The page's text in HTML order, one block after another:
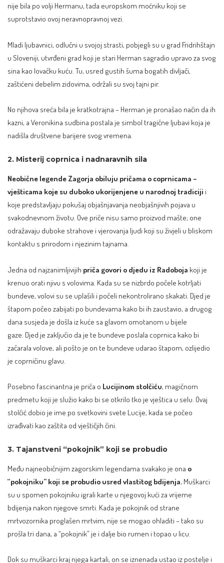
nije bila po volji Hermanu, tada europskom moćniku koji se
suprotstavio ovoj neravnopravnoj vezi.
Mladi ljubavnici, odlučni u svojoj strasti, pobjegli su u grad Fridrihštajn
u Sloveniji, utvrđeni grad koji je stari Herman sagradio upravo za svog
sina kao lovačku kuću. Tu, usred gustih šuma bogatih divljači,
zaštićeni debelim zidovima, održali su svoj tajni pir.
No njihova sreća bila je kratkotrajna – Herman je pronašao način da ih
kazni, a Veronikina sudbina postala je simbol tragične ljubavi koja je
nadišla društvene barijere svog vremena.
2. Misterij coprnica i nadnaravnih sila
Neobične legende Zagorja obiluju pričama o coprnicama –
vješticama koje su duboko ukorijenjene u narodnoj tradiciji i
koje predstavljaju pokušaj objašnjavanja neobjašnjivih pojava u
svakodnevnom životu. Ove priče nisu samo proizvod mašte; one
odražavaju duboke strahove i vjerovanja ljudi koji su živjeli u bliskom
kontaktu s prirodom i njezinim tajnama.
Jedna od najzanimljivijih priča govori o djedu iz Radoboja koji je
krenuo orati njivu s volovima. Kada su se nizbrdo počele kotrljati
bundeve, volovi su se uplašili i počeli nekontrolirano skakati. Djed je
štapom počeo zabijati po bundevama kako bi ih zaustavio, a drugog
dana susjeda je došla iz kuće sa glavom omotanom u bijele
gaze. Djed je zaključio da je te bundeve poslala coprnica kako bi
začarala volove, ali pošto je on te bundeve udarao štapom, ozlijedio
je coprničinu glavu.
Posebno fascinantna je priča o Lucijinom stolčiću, magičnom
predmetu koji je služio kako bi se otkrilo tko je vještica u selu. Ovaj
stolčić dobio je ime po svetkovini svete Lucije, kada se počeo
izrađivati kao zaštita od vještičjih čini.
3. Tajanstveni “pokojnik” koji se probudio
Među najneobičnijim zagorskim legendama svakako je ona o
“pokojniku” koji se probudio usred vlastitog bdijenja. Muškarci
su u spomen pokojniku igrali karte u njegovoj kući za vrijeme
bdijenja nakon njegove smrti. Kada je pokojnik od strane
mrtvozornika proglašen mrtvim, nije se mogao ohladiti – tako su
prošla tri dana, a “pokojnik” je i dalje bio rumen i topao u licu.
Dok su muškarci kraj njega kartali, on se iznenada ustao iz postelje i